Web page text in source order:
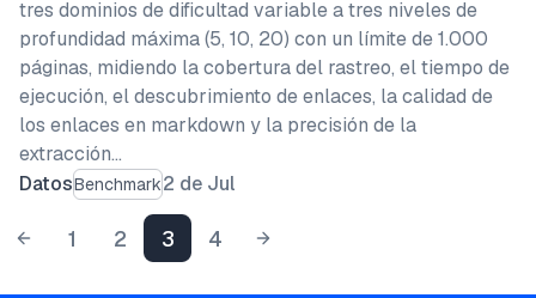
DatosBenchmark2 de Jul
tres dominios de dificultad variable a tres niveles de
profundidad máxima (5, 10, 20) con un límite de 1.000
páginas, midiendo la cobertura del rastreo, el tiempo de
ejecución, el descubrimiento de enlaces, la calidad de
los enlaces en markdown y la precisión de la
extracción…
1 2 3 4